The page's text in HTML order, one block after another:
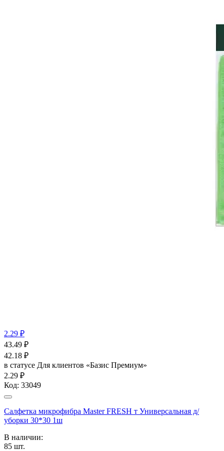
2.29 ₽
43.49 ₽
42.18 ₽
в статусе Для клиентов «Базис Премиум»
2.29 ₽
Код: 33049
Салфетка микрофибра Master FRESH т Универсальная д/
уборки 30*30 1ш
В наличии:
85 шт.